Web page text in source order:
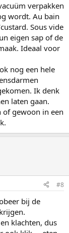
verpakken
wordt. Au bain
Sous vide
eigen sap of de
Ideaal voor
nog een hele
Ik denk
laten gaan.
of gewoon in een
#8
bij de
klachten, dus